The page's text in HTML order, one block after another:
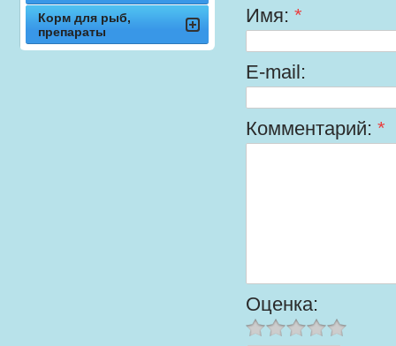
Имя: *
E-mail:
Комментарий: *
Оценка:
Корм для рыб,
препараты